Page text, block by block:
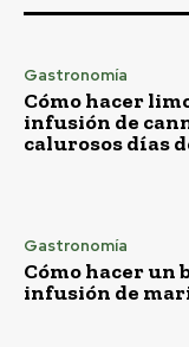
Gastronomía
Cómo hacer
infusión de
calurosos días
Gastronomía
Cómo hacer un
infusión de